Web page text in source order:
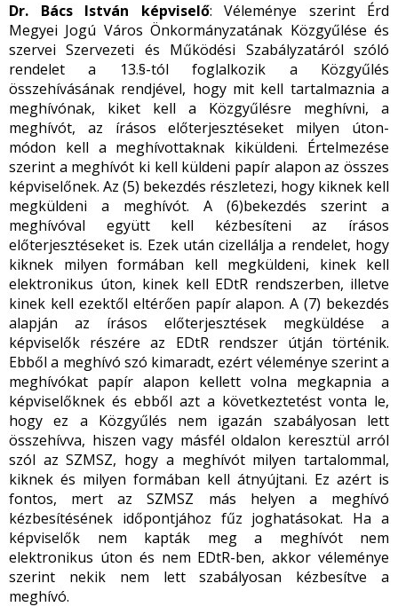
Dr. Bács István képviselő: Véleménye szerint Érd
Megyei Jogú Város Önkormányzatának Közgyűlése és
szervei Szervezeti és Működési Szabályzatáról szóló
rendelet a 13.§-tól foglalkozik a Közgyűlés
összehívásának rendjével, hogy mit kell tartalmaznia a
meghívónak, kiket kell a Közgyűlésre meghívni, a
meghívót, az írásos előterjesztéseket milyen úton-
módon kell a meghívottaknak kiküldeni. Értelmezése
szerint a meghívót ki kell küldeni papír alapon az összes
képviselőnek. Az (5) bekezdés részletezi, hogy kiknek kell
megküldeni a meghívót. A (6)bekezdés szerint a
meghívóval együtt kell kézbesíteni az írásos
előterjesztéseket is. Ezek után cizellálja a rendelet, hogy
kiknek milyen formában kell megküldeni, kinek kell
elektronikus úton, kinek kell EDtR rendszerben, illetve
kinek kell ezektől eltérően papír alapon. A (7) bekezdés
alapján az írásos előterjesztések megküldése a
képviselők részére az EDtR rendszer útján történik.
Ebből a meghívó szó kimaradt, ezért véleménye szerint a
meghívókat papír alapon kellett volna megkapnia a
képviselőknek és ebből azt a következtetést vonta le,
hogy ez a Közgyűlés nem igazán szabályosan lett
összehívva, hiszen vagy másfél oldalon keresztül arról
szól az SZMSZ, hogy a meghívót milyen tartalommal,
kiknek és milyen formában kell átnyújtani. Ez azért is
fontos, mert az SZMSZ más helyen a meghívó
kézbesítésének időpontjához fűz joghatásokat. Ha a
képviselők nem kapták meg a meghívót nem
elektronikus úton és nem EDtR-ben, akkor véleménye
szerint nekik nem lett szabályosan kézbesítve a
meghívó.